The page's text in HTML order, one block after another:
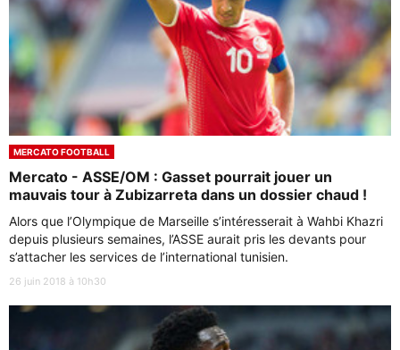
MERCATO FOOTBALL
Mercato - ASSE/OM : Gasset pourrait jouer un
mauvais tour à Zubizarreta dans un dossier chaud !
Alors que l’Olympique de Marseille s’intéresserait à Wahbi Khazri
depuis plusieurs semaines, l’ASSE aurait pris les devants pour
s’attacher les services de l’international tunisien.
26 juin 2018 à 10h30